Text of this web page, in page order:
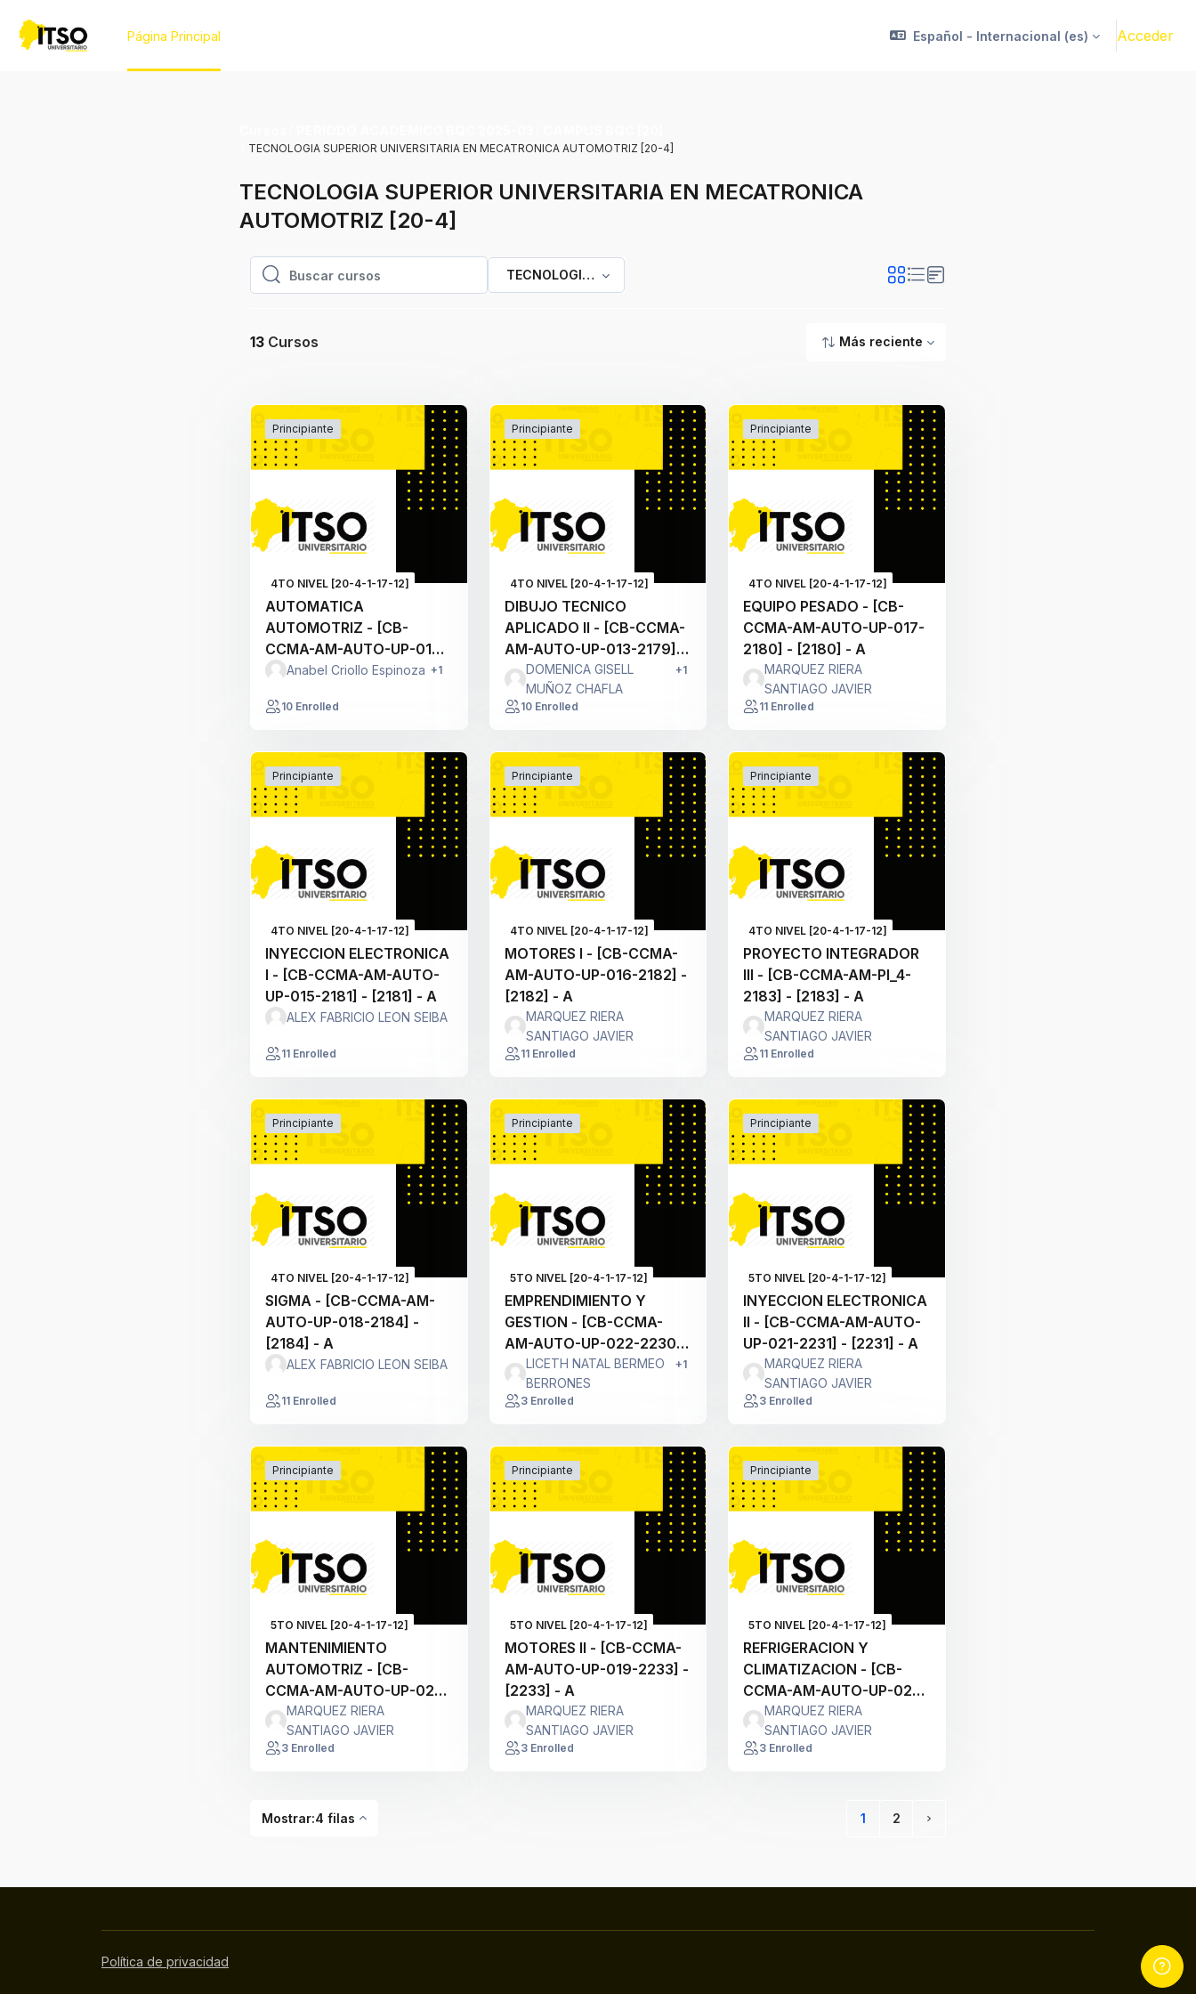
Página Principal Español - Internacional ‎(es)‎ Acceder
TECNOLOGIA SUPERIOR UNIVERSITARIA EN MECATRONICA AUTOMOTRIZ [20-4]
TECNOLOGIA SUPERIOR UNIVERSITARIA EN MECATRONICA
AUTOMOTRIZ [20-4]
Buscar cursos
Buscar cursos
TECNOLOGIA SUPERIOR UNIVERSITARIA EN MECATRONICA AUTOMOTRIZ [20-4]
13 Cursos Más reciente
Principiante
4TO NIVEL [20-4-1-17-12]
AUTOMATICA
AUTOMOTRIZ - [CB-
CCMA-AM-AUTO-UP-014-
2178] - [2178] - A
Anabel Criollo Espinoza +1
10 Enrolled
Principiante
4TO NIVEL [20-4-1-17-12]
DIBUJO TECNICO
APLICADO II - [CB-CCMA-
AM-AUTO-UP-013-2179] -
[2179] - A
DOMENICA GISELL
MUÑOZ CHAFLA
+1
10 Enrolled
Principiante
4TO NIVEL [20-4-1-17-12]
EQUIPO PESADO - [CB-
CCMA-AM-AUTO-UP-017-
2180] - [2180] - A
MARQUEZ RIERA
SANTIAGO JAVIER
11 Enrolled
Principiante
4TO NIVEL [20-4-1-17-12]
INYECCION ELECTRONICA
I - [CB-CCMA-AM-AUTO-
UP-015-2181] - [2181] - A
ALEX FABRICIO LEON SEIBA
11 Enrolled
Principiante
4TO NIVEL [20-4-1-17-12]
MOTORES I - [CB-CCMA-
AM-AUTO-UP-016-2182] -
[2182] - A
MARQUEZ RIERA
SANTIAGO JAVIER
11 Enrolled
Principiante
4TO NIVEL [20-4-1-17-12]
PROYECTO INTEGRADOR
III - [CB-CCMA-AM-PI_4-
2183] - [2183] - A
MARQUEZ RIERA
SANTIAGO JAVIER
11 Enrolled
Principiante
4TO NIVEL [20-4-1-17-12]
SIGMA - [CB-CCMA-AM-
AUTO-UP-018-2184] -
[2184] - A
ALEX FABRICIO LEON SEIBA
11 Enrolled
Principiante
5TO NIVEL [20-4-1-17-12]
EMPRENDIMIENTO Y
GESTION - [CB-CCMA-
AM-AUTO-UP-022-2230]
- [2230] - A
LICETH NATAL BERMEO
BERRONES
+1
3 Enrolled
Principiante
5TO NIVEL [20-4-1-17-12]
INYECCION ELECTRONICA
II - [CB-CCMA-AM-AUTO-
UP-021-2231] - [2231] - A
MARQUEZ RIERA
SANTIAGO JAVIER
3 Enrolled
Principiante
5TO NIVEL [20-4-1-17-12]
MANTENIMIENTO
AUTOMOTRIZ - [CB-
CCMA-AM-AUTO-UP-023-
2232] - [2232] - A
MARQUEZ RIERA
SANTIAGO JAVIER
3 Enrolled
Principiante
5TO NIVEL [20-4-1-17-12]
MOTORES II - [CB-CCMA-
AM-AUTO-UP-019-2233] -
[2233] - A
MARQUEZ RIERA
SANTIAGO JAVIER
3 Enrolled
Principiante
5TO NIVEL [20-4-1-17-12]
REFRIGERACION Y
CLIMATIZACION - [CB-
CCMA-AM-AUTO-UP-020-
2234] - [2234] - A
MARQUEZ RIERA
SANTIAGO JAVIER
3 Enrolled
Mostrar:4 filas 1
(current)
2
Política de privacidad